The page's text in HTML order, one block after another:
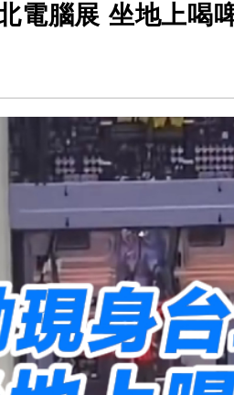
電腦展 坐地上喝